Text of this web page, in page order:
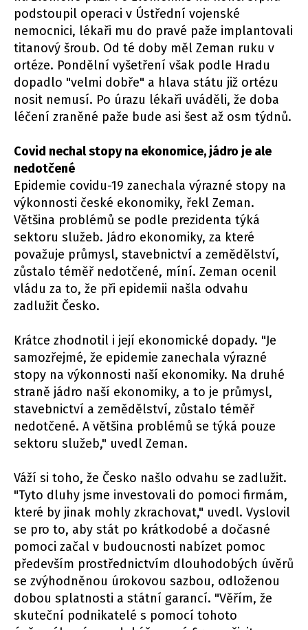
podstoupil operaci v Ústřední vojenské
nemocnici, lékaři mu do pravé paže implantovali
titanový šroub. Od té doby měl Zeman ruku v
ortéze. Pondělní vyšetření však podle Hradu
dopadlo "velmi dobře" a hlava státu již ortézu
nosit nemusí. Po úrazu lékaři uváděli, že doba
léčení zraněné paže bude asi šest až osm týdnů.
Covid nechal stopy na ekonomice, jádro je ale
nedotčené
Epidemie covidu-19 zanechala výrazné stopy na
výkonnosti české ekonomiky, řekl Zeman.
Většina problémů se podle prezidenta týká
sektoru služeb. Jádro ekonomiky, za které
považuje průmysl, stavebnictví a zemědělství,
zůstalo téměř nedotčené, míní. Zeman ocenil
vládu za to, že při epidemii našla odvahu
zadlužit Česko.
Krátce zhodnotil i její ekonomické dopady. "Je
samozřejmé, že epidemie zanechala výrazné
stopy na výkonnosti naší ekonomiky. Na druhé
straně jádro naší ekonomiky, a to je průmysl,
stavebnictví a zemědělství, zůstalo téměř
nedotčené. A většina problémů se týká pouze
sektoru služeb," uvedl Zeman.
Váží si toho, že Česko našlo odvahu se zadlužit.
"Tyto dluhy jsme investovali do pomoci firmám,
které by jinak mohly zkrachovat," uvedl. Vyslovil
se pro to, aby stát po krátkodobé a dočasné
pomoci začal v budoucnosti nabízet pomoc
především prostřednictvím dlouhodobých úvěrů
se zvýhodněnou úrokovou sazbou, odloženou
dobou splatnosti a státní garancí. "Věřím, že
skuteční podnikatelé s pomocí tohoto